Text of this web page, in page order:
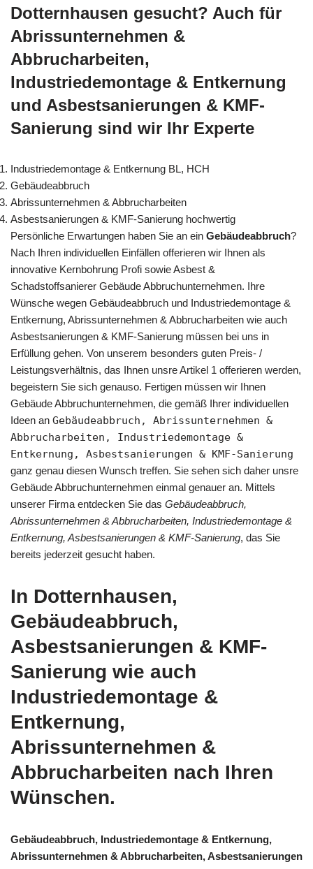
Dotternhausen gesucht? Auch für
Abrissunternehmen &
Abbrucharbeiten,
Industriedemontage & Entkernung
und Asbestsanierungen & KMF-
Sanierung sind wir Ihr Experte
Industriedemontage & Entkernung BL, HCH
Gebäudeabbruch
Abrissunternehmen & Abbrucharbeiten
Asbestsanierungen & KMF-Sanierung hochwertig
Persönliche Erwartungen haben Sie an ein Gebäudeabbruch?
Nach Ihren individuellen Einfällen offerieren wir Ihnen als
innovative Kernbohrung Profi sowie Asbest &
Schadstoffsanierer Gebäude Abbruchunternehmen. Ihre
Wünsche wegen Gebäudeabbruch und Industriedemontage &
Entkernung, Abrissunternehmen & Abbrucharbeiten wie auch
Asbestsanierungen & KMF-Sanierung müssen bei uns in
Erfüllung gehen. Von unserem besonders guten Preis- /
Leistungsverhältnis, das Ihnen unsre Artikel 1 offerieren werden,
begeistern Sie sich genauso. Fertigen müssen wir Ihnen
Gebäude Abbruchunternehmen, die gemäß Ihrer individuellen
Ideen an Gebäudeabbruch, Abrissunternehmen &
Abbrucharbeiten, Industriedemontage &
Entkernung, Asbestsanierungen & KMF-Sanierung
ganz genau diesen Wunsch treffen. Sie sehen sich daher unsre
Gebäude Abbruchunternehmen einmal genauer an. Mittels
unserer Firma entdecken Sie das Gebäudeabbruch,
Abrissunternehmen & Abbrucharbeiten, Industriedemontage &
Entkernung, Asbestsanierungen & KMF-Sanierung, das Sie
bereits jederzeit gesucht haben.
In Dotternhausen,
Gebäudeabbruch,
Asbestsanierungen & KMF-
Sanierung wie auch
Industriedemontage &
Entkernung,
Abrissunternehmen &
Abbrucharbeiten nach Ihren
Wünschen.
Gebäudeabbruch, Industriedemontage & Entkernung,
Abrissunternehmen & Abbrucharbeiten, Asbestsanierungen